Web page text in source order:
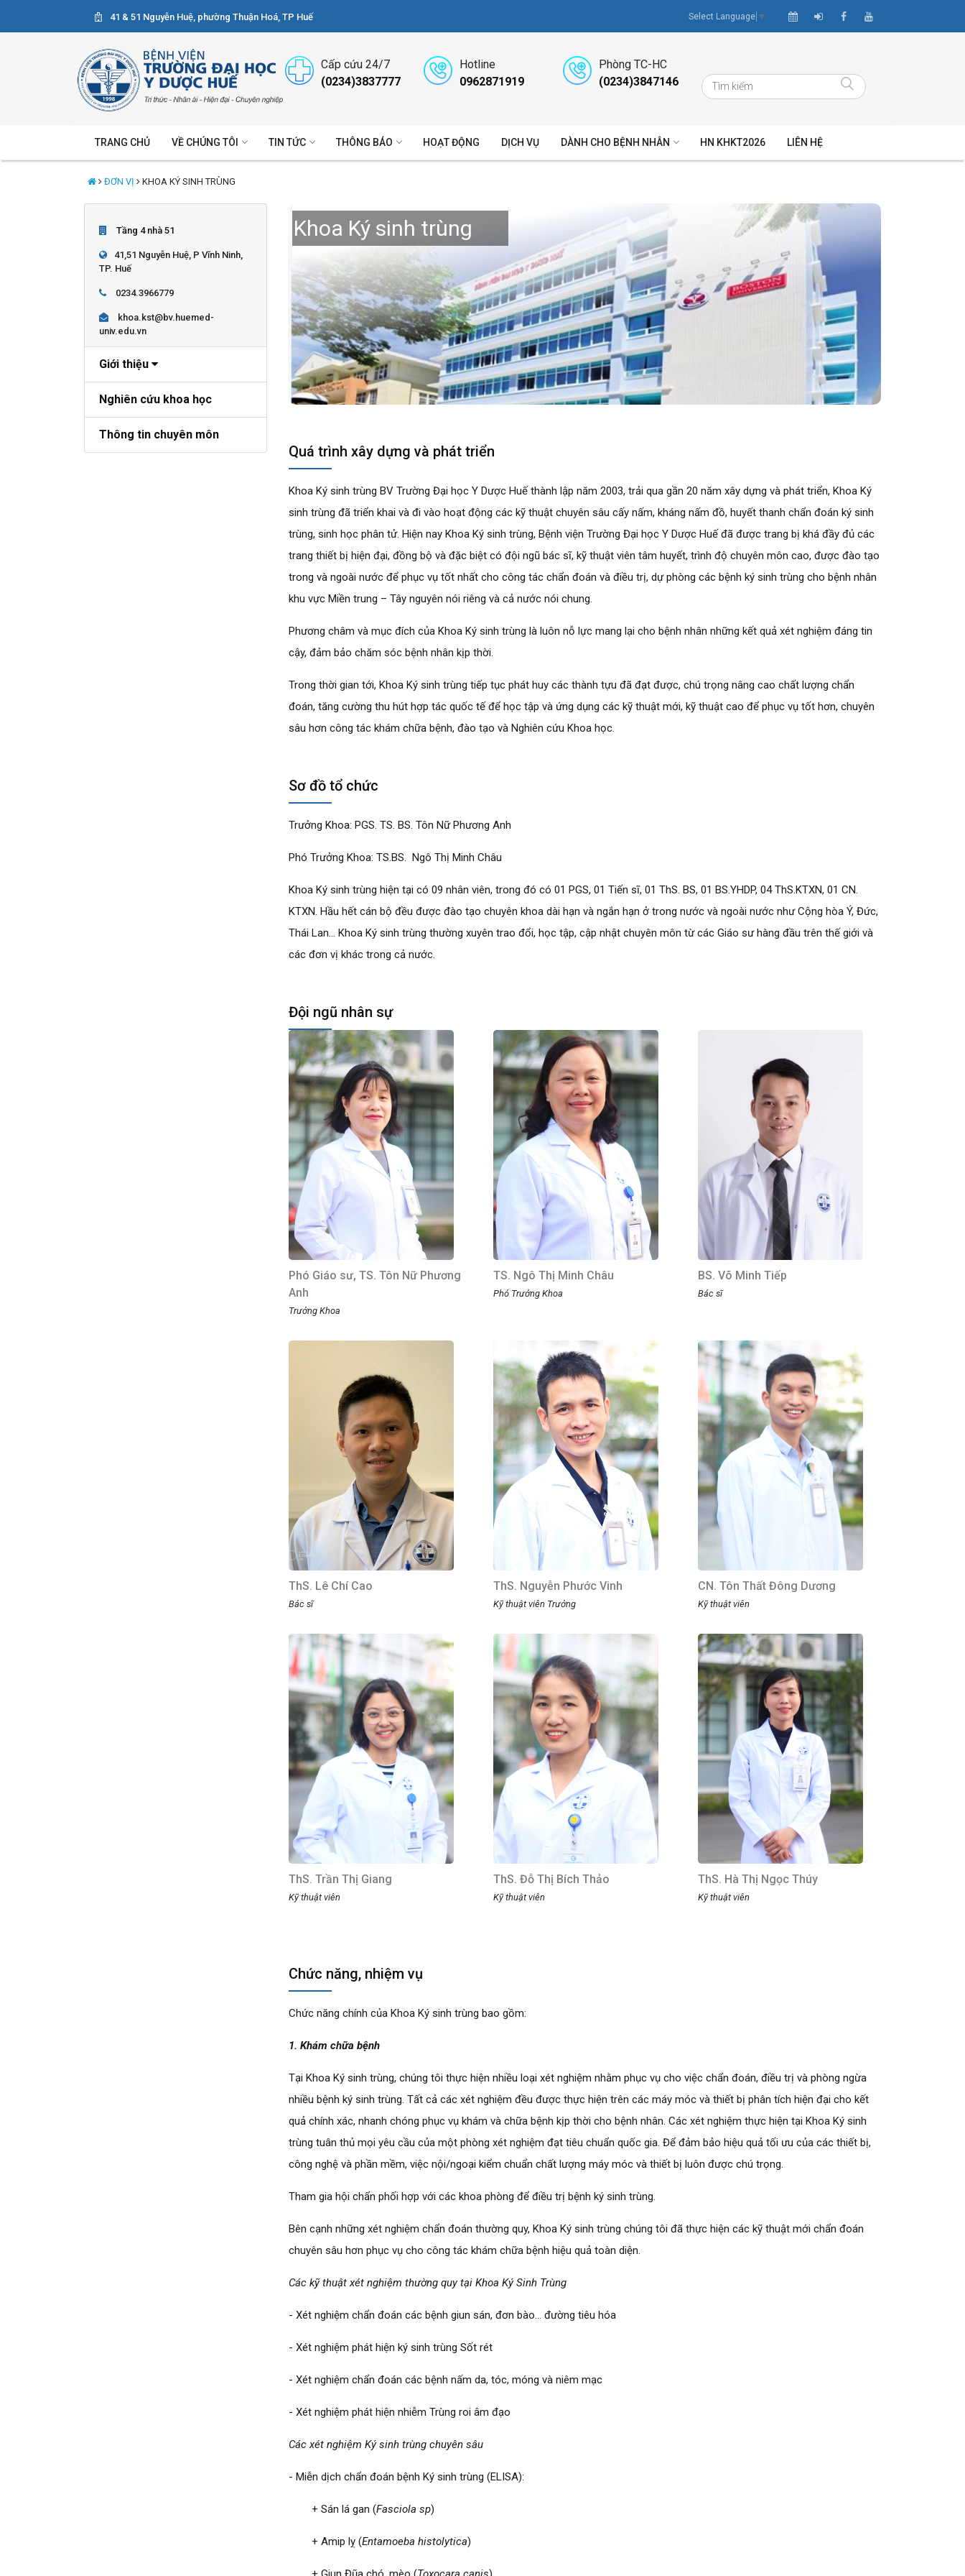
41 & 51 Nguyễn Huệ, phường Thuận Hoá, TP Huế Select Language ▼
Cấp cứu 24/7
(0234)3837777
Hotline
0962871919
Phòng TC-HC
(0234)3847146
TRANG CHỦ VỀ CHÚNG TÔI TIN TỨC THÔNG BÁO HOẠT ĐỘNG DỊCH VỤ DÀNH CHO BỆNH NHÂN HN KHKT2026 LIÊN HỆ
ĐƠN VỊ KHOA KÝ SINH TRÙNG
Tầng 4 nhà 51
41,51 Nguyễn Huệ, P Vĩnh Ninh,
TP. Huế
0234.3966779
khoa.kst@bv.huemed-
univ.edu.vn
Giới thiệu
Nghiên cứu khoa học
Thông tin chuyên môn
Khoa Ký sinh trùng
Quá trình xây dựng và phát triển
Khoa Ký sinh trùng BV Trường Đại học Y Dược Huế thành lập năm 2003, trải qua gần 20 năm xây dựng và phát triển, Khoa Ký
sinh trùng đã triển khai và đi vào hoạt động các kỹ thuật chuyên sâu cấy nấm, kháng nấm đồ, huyết thanh chẩn đoán ký sinh
trùng, sinh học phân tử. Hiện nay Khoa Ký sinh trùng, Bệnh viện Trường Đại học Y Dược Huế đã được trang bị khá đầy đủ các
trang thiết bị hiện đại, đồng bộ và đặc biệt có đội ngũ bác sĩ, kỹ thuật viên tâm huyết, trình độ chuyên môn cao, được đào tạo
trong và ngoài nước để phục vụ tốt nhất cho công tác chẩn đoán và điều trị, dự phòng các bệnh ký sinh trùng cho bệnh nhân
khu vực Miền trung – Tây nguyên nói riêng và cả nước nói chung.
Phương châm và mục đích của Khoa Ký sinh trùng là luôn nỗ lực mang lại cho bệnh nhân những kết quả xét nghiệm đáng tin
cậy, đảm bảo chăm sóc bệnh nhân kịp thời.
Trong thời gian tới, Khoa Ký sinh trùng tiếp tục phát huy các thành tựu đã đạt được, chú trọng nâng cao chất lượng chẩn
đoán, tăng cường thu hút hợp tác quốc tế để học tập và ứng dụng các kỹ thuật mới, kỹ thuật cao để phục vụ tốt hơn, chuyên
sâu hơn công tác khám chữa bệnh, đào tạo và Nghiên cứu Khoa học.
Sơ đồ tổ chức
Trưởng Khoa: PGS. TS. BS. Tôn Nữ Phương Anh
Phó Trưởng Khoa: TS.BS. Ngô Thị Minh Châu
Khoa Ký sinh trùng hiện tại có 09 nhân viên, trong đó có 01 PGS, 01 Tiến sĩ, 01 ThS. BS, 01 BS.YHDP, 04 ThS.KTXN, 01 CN.
KTXN. Hầu hết cán bộ đều được đào tạo chuyên khoa dài hạn và ngắn hạn ở trong nước và ngoài nước như Cộng hòa Ý, Đức,
Thái Lan… Khoa Ký sinh trùng thường xuyên trao đổi, học tập, cập nhật chuyên môn từ các Giáo sư hàng đầu trên thế giới và
các đơn vị khác trong cả nước.
Đội ngũ nhân sự
Phó Giáo sư, TS. Tôn Nữ Phương
Anh
Trưởng Khoa
TS. Ngô Thị Minh Châu
Phó Trưởng Khoa
BS. Võ Minh Tiếp
Bác sĩ
ThS. Lê Chí Cao
Bác sĩ
ThS. Nguyễn Phước Vinh
Kỹ thuật viên Trưởng
CN. Tôn Thất Đông Dương
Kỹ thuật viên
ThS. Trần Thị Giang
Kỹ thuật viên
ThS. Đỗ Thị Bích Thảo
Kỹ thuật viên
ThS. Hà Thị Ngọc Thúy
Kỹ thuật viên
Chức năng, nhiệm vụ
Chức năng chính của Khoa Ký sinh trùng bao gồm:
1. Khám chữa bệnh
Tại Khoa Ký sinh trùng, chúng tôi thực hiện nhiều loại xét nghiệm nhằm phục vụ cho việc chẩn đoán, điều trị và phòng ngừa
nhiều bệnh ký sinh trùng. Tất cả các xét nghiệm đều được thực hiện trên các máy móc và thiết bị phân tích hiện đại cho kết
quả chính xác, nhanh chóng phục vụ khám và chữa bệnh kịp thời cho bệnh nhân. Các xét nghiệm thực hiện tại Khoa Ký sinh
trùng tuân thủ mọi yêu cầu của một phòng xét nghiệm đạt tiêu chuẩn quốc gia. Để đảm bảo hiệu quả tối ưu của các thiết bị,
công nghệ và phần mềm, việc nội/ngoại kiểm chuẩn chất lượng máy móc và thiết bị luôn được chú trọng.
Tham gia hội chẩn phối hợp với các khoa phòng để điều trị bệnh ký sinh trùng.
Bên cạnh những xét nghiệm chẩn đoán thường quy, Khoa Ký sinh trùng chúng tôi đã thực hiện các kỹ thuật mới chẩn đoán
chuyên sâu hơn phục vụ cho công tác khám chữa bệnh hiệu quả toàn diện.
Các kỹ thuật xét nghiệm thường quy tại Khoa Ký Sinh Trùng
- Xét nghiệm chẩn đoán các bệnh giun sán, đơn bào… đường tiêu hóa
- Xét nghiệm phát hiện ký sinh trùng Sốt rét
- Xét nghiệm chẩn đoán các bệnh nấm da, tóc, móng và niêm mạc
- Xét nghiệm phát hiện nhiễm Trùng roi âm đạo
Các xét nghiệm Ký sinh trùng chuyên sâu
- Miễn dịch chẩn đoán bệnh Ký sinh trùng (ELISA):
+ Sán lá gan (Fasciola sp)
+ Amip lỵ (Entamoeba histolytica)